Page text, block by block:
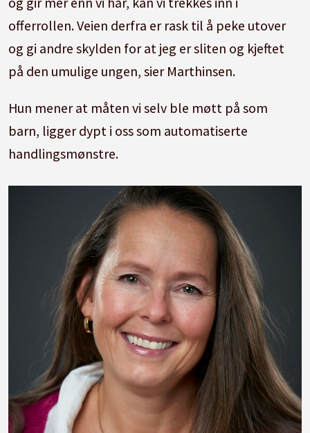
offerrollen. Veien derfra er rask til å peke utover
og gi andre skylden for at jeg er sliten og kjeftet
på den umulige ungen, sier Marthinsen.
Hun mener at måten vi selv ble møtt på som
barn, ligger dypt i oss som automatiserte
handlingsmønstre.